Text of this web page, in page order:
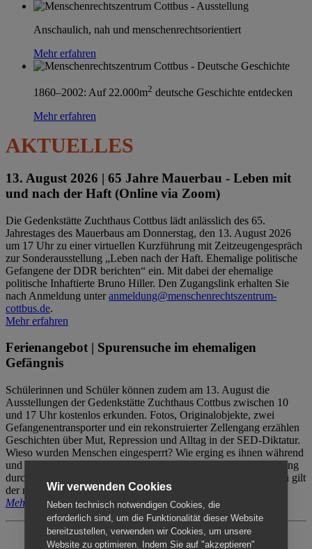
Anschaulich, nah und menschenrechtsorientiert
Mehr erfahren
1860–2002: Auf 22.000m2 deutsche Geschichte entdecken
Mehr erfahren
AKTUELLES
13. August 2026 | 65 Jahre Mauerbau - Leben mit
und nach der Haft (Online via Zoom)
Die Gedenkstätte Zuchthaus Cottbus lädt anlässlich des 65.
Jahrestages des Mauerbaus am Donnerstag, den 13. August 2026
um 17 Uhr zu einer virtuellen Kurzführung mit Zeitzeugengespräch
zur Sonderausstellung „Leben nach der Haft. Ehemalige politische
Gefangene der DDR berichten“ ein. Mit dabei der ehemalige
politische Inhaftierte Bruno Hiller. Den Zugangslink erhalten Sie
nach Anmeldung unteranmeldung@menschenrechtszentrum-
cottbus.de.
Mehr erfahren
Ferienangebot | Spurensuche im ehemaligen
Gefängnis
Schülerinnen und Schüler können zudem am 13. August die
Ausstellungen der Gedenkstätte Zuchthaus Cottbus zwischen 10
und 17 Uhr kostenlos erkunden. Fotos, Originalobjekte, zwei
Gefangenentransporter und ein rekonstruierter Zellengang erzählen
Geschichten über Mut, Repression und Alltag in der SED-Diktatur.
Wieso wurden Menschen eingesperrt? Wie erging es ihnen während
und nach der Haft? Der Besuch erfolgt individuell ohne Betreuung
durch das Menschenrechtszentrum Cottbus. Für Begleitpersonen gilt
der reguläre Eintritt (8€ / ermäßigt 5€).
Mehr erfahren
Wir verwenden Cookies
Neben technisch notwendigen Cookies, die
erforderlich sind, um die Funktionalität dieser Website
bereitzustellen, verwenden wir Cookies, um unsere
Website zu optimieren. Indem Sie auf "akzeptieren"